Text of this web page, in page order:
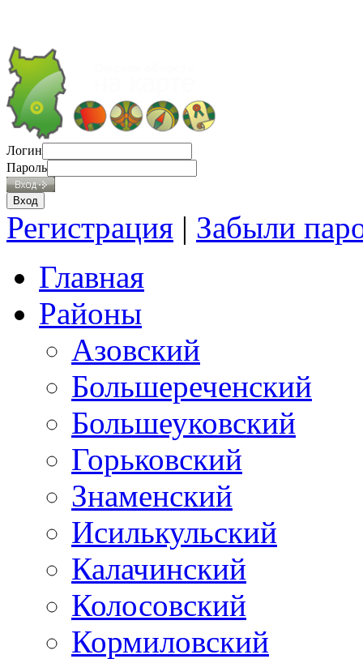
Логин
Пароль
Регистрация | Забыли
Главная
Районы
Азовский
Большереченский
Большеуковский
Горьковский
Знаменский
Исилькульский
Калачинский
Колосовский
Кормиловский